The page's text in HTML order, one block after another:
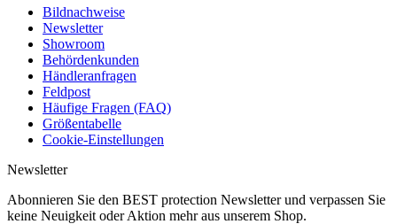
Bildnachweise
Newsletter
Showroom
Behördenkunden
Händleranfragen
Feldpost
Häufige Fragen (FAQ)
Größentabelle
Cookie-Einstellungen
Newsletter
Abonnieren Sie den BEST protection Newsletter und verpassen Sie
keine Neuigkeit oder Aktion mehr aus unserem Shop.